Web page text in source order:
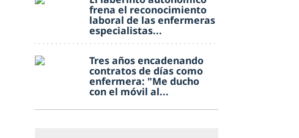
frena el reconocimiento
laboral de las enfermeras
especialistas...
Tres años encadenando
contratos de días como
enfermera: "Me ducho
con el móvil al...